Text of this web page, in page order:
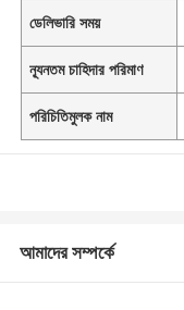
ডেলিভারি সময়
ন্যূনতম চাহিদার পরিমাণ
পরিচিতিমুলক নাম
আমাদের সম্পর্কে